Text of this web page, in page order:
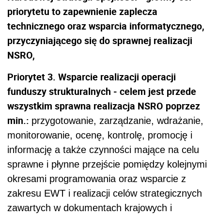
priorytetu to zapewnienie zaplecza
technicznego oraz wsparcia informatycznego,
przyczyniającego się do sprawnej realizacji
NSRO,
Priorytet 3. Wsparcie realizacji operacji
funduszy strukturalnych - celem jest przede
wszystkim sprawna realizacja NSRO poprzez
min.: przygotowanie, zarządzanie, wdrażanie,
monitorowanie, ocenę, kontrolę, promocję i
informację a także czynności mające na celu
sprawne i płynne przejście pomiędzy kolejnymi
okresami programowania oraz wsparcie z
zakresu EWT i realizacji celów strategicznych
zawartych w dokumentach krajowych i